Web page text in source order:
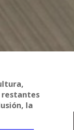
restantes
la